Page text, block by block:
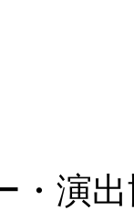
・演